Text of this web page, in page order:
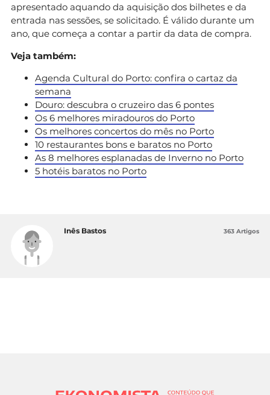
apresentado aquando da aquisição dos bilhetes e da
entrada nas sessões, se solicitado. É válido durante um
ano, que começa a contar a partir da data de compra.
Veja também:
Agenda Cultural do Porto: confira o cartaz da
semana
Douro: descubra o cruzeiro das 6 pontes
Os 6 melhores miradouros do Porto
Os melhores concertos do mês no Porto
10 restaurantes bons e baratos no Porto
As 8 melhores esplanadas de Inverno no Porto
5 hotéis baratos no Porto
Inês Bastos 363 Artigos